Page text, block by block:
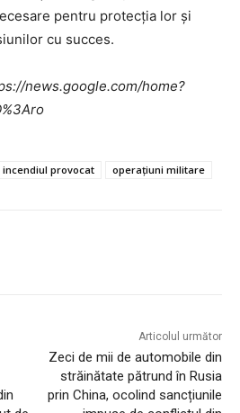
pentru protecția lor și
cu succes.
news.google.com/home?
incendiul provocat operațiuni militare
Articolul următor
Zeci de mii de automobile din
străinătate pătrund în Rusia
prin China, ocolind sancțiunile